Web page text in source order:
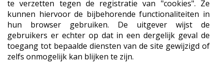
te verzetten tegen de registratie van "cookies". Ze
kunnen hiervoor de bijbehorende functionaliteiten in
hun browser gebruiken. De uitgever wijst de
gebruikers er echter op dat in een dergelijk geval de
toegang tot bepaalde diensten van de site gewijzigd of
zelfs onmogelijk kan blijken te zijn.